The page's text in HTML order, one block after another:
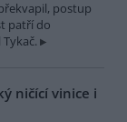
postup
patří do
ničící vinice i